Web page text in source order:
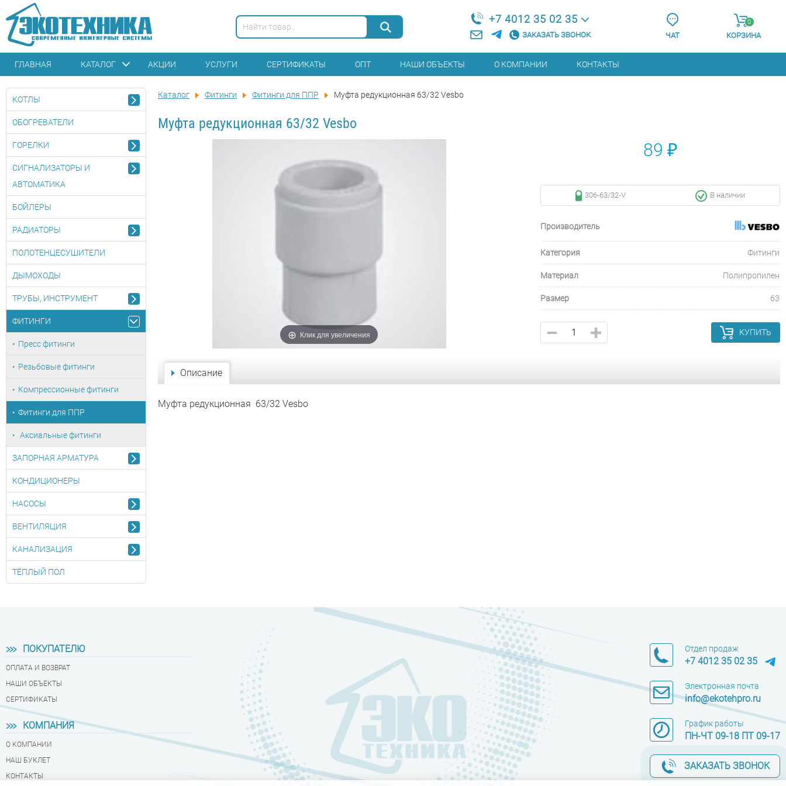
+7 4012 35 02 35
ЗАКАЗАТЬ ЗВОНОК ЧАТ
0
КОРЗИНА
ГЛАВНАЯ КАТАЛОГ АКЦИИ УСЛУГИ СЕРТИФИКАТЫ ОПТ НАШИ ОБЪЕКТЫ О КОМПАНИИ КОНТАКТЫ
Каталог Фитинги Фитинги для ППР Муфта редукционная 63/32 Vesbo
Муфта редукционная 63/32 Vesbo
Клик для увеличения
89 ₽
306-63/32-V В наличии
Производитель
Категория Фитинги
Материал Полипропилен
Размер 63
КУПИТЬ
Описание
Муфта редукционная 63/32 Vesbo
КОТЛЫ
ОБОГРЕВАТЕЛИ
ГОРЕЛКИ
СИГНАЛИЗАТОРЫ И
АВТОМАТИКА
БОЙЛЕРЫ
РАДИАТОРЫ
ПОЛОТЕНЦЕСУШИТЕЛИ
ДЫМОХОДЫ
ТРУБЫ, ИНСТРУМЕНТ
ФИТИНГИ
Пресс фитинги
Резьбовые фитинги
Компрессионные фитинги
Фитинги для ППР
Аксиальные фитинги
ЗАПОРНАЯ АРМАТУРА
КОНДИЦИОНЕРЫ
НАСОСЫ
ВЕНТИЛЯЦИЯ
КАНАЛИЗАЦИЯ
ТЁПЛЫЙ ПОЛ
ПОКУПАТЕЛЮ
ОПЛАТА И ВОЗВРАТ
НАШИ ОБЪЕКТЫ
СЕРТИФИКАТЫ
КОМПАНИЯ
О КОМПАНИИ
НАШ БУКЛЕТ
КОНТАКТЫ
Отдел продаж
+7 4012 35 02 35
Электронная почта
info@ekotehpro.ru
График работы
ПН-ЧТ 09-18 ПТ 09-17
ЗАКАЗАТЬ ЗВОНОК